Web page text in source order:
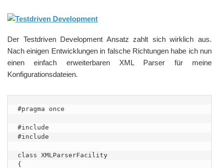
Der Testdriven Development Ansatz zahlt sich wirklich aus.
Nach einigen Entwicklungen in falsche Richtungen habe ich nun
einen einfach erweiterbaren XML Parser für meine
Konfigurationsdateien.
#pragma once
#include
#include
class XMLParserFacility
{